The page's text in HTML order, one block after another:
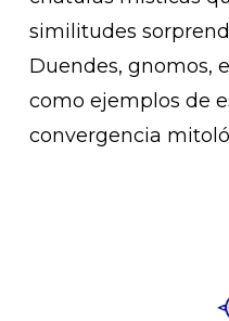
similitudes
Duendes, gnomos,
como ejemplos de
convergencia